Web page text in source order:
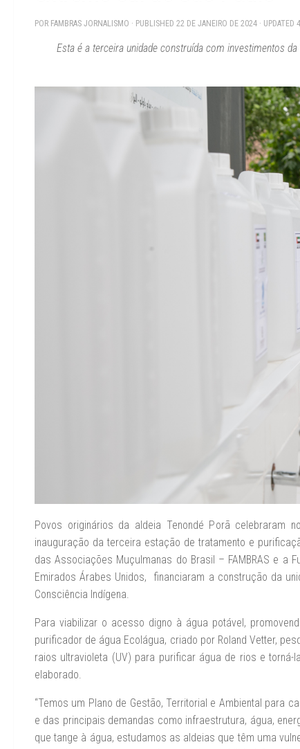
POR FAMBRAS JORNALISMO · PUBLISHED 22 DE JANEIRO DE 2024 · UPDATED
Esta é a terceira unidade construída com investimentos
Povos originários da aldeia Tenondé Porã
inauguração da terceira estação de tratamento e
das Associações Muçulmanas do Brasil – FAMBRAS e a
Emirados Árabes Unidos, financiaram a construção da
Consciência Indígena.
Para viabilizar o acesso digno à água potável,
purificador de água Ecolágua, criado por Roland Vetter,
raios ultravioleta (UV) para purificar água de rios e
elaborado.
“Temos um Plano de Gestão, Territorial e Ambiental para
e das principais demandas como infraestrutura, água,
que tange à água, estudamos as aldeias que têm uma